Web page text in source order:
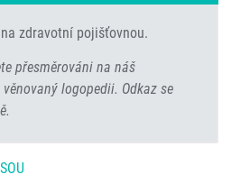
zdravotní pojišťovnou.
přesměrováni na náš
logopedii. Odkaz se